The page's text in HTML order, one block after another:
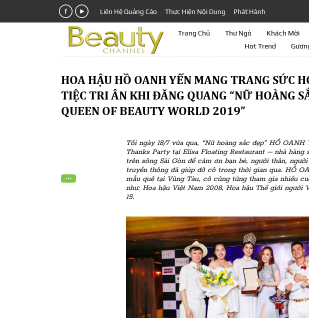
Liên Hệ Quảng Cáo Thực Hiện Nội Dung Phát Hành
Trang Chủ Thư Ngỏ Khách Mời
Hot Trend
HOA HẬU HỒ OANH YẾN MANG TRANG SỨC
TIỆC TRI ÂN KHI ĐĂNG QUANG “NỮ HOÀNG
QUEEN OF BEAUTY WORLD 2019”
Tối ngày 18/7 vừa qua, “Nữ hoàng sắc đẹp” HỒ
Thanks Party tại Elisa Floating Restaurant – nhà hàng
trên sông Sài Gòn để cảm ơn bạn bè, người thân,
truyền thông đã giúp đỡ cô trong thời gian qua. HỒ
mẫu quê tại Vũng Tàu, cô cũng từng tham gia nhiều
như: Hoa hậu Việt Nam 2008, Hoa hậu Thế giới người
15.